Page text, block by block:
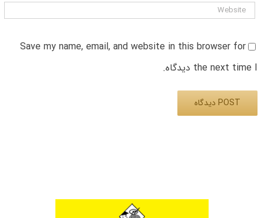
Save my name, email, and website in this browser for
the next time I دیدگاه.